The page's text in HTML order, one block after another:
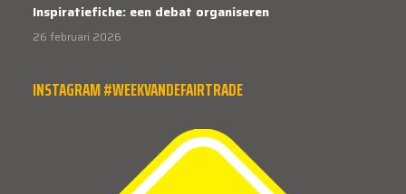
Inspiratiefiche: een debat organiseren
26 februari 2026
INSTAGRAM #WEEKVANDEFAIRTRADE